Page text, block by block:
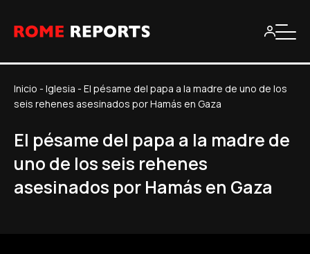
Inicio - Iglesia - El pésame del papa a la madre de uno de los
seis rehenes asesinados por Hamás en Gaza
El pésame del papa a la madre de
uno de los seis rehenes
asesinados por Hamás en Gaza